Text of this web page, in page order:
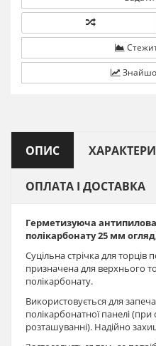
ОПИС
ОПЛАТА І ДОСТАВКА
Герметизуюча антипилова
полікарбонату 25 мм
Суцільна стрічка для торців
призначена для верхнього
полікарбонату.
Використовується для
полікарбонатної панелі
розташуванні). Надійно